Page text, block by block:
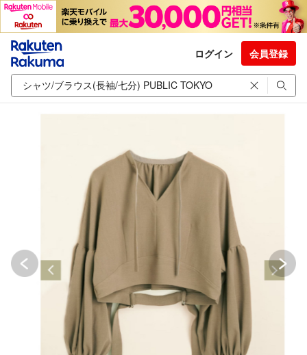
ログイン 会員登録